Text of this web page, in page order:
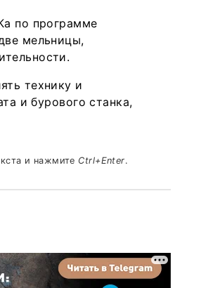
по программе
мельницы,
технику и
и бурового станка,
и нажмите Ctrl+Enter.